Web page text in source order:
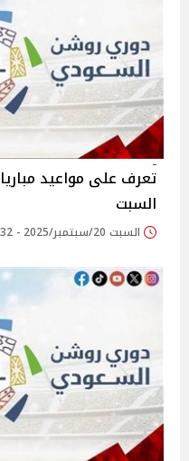
تعرف على مواعيد
السبت
السبت 20/سبتمبر/2025 - 10:32 ص